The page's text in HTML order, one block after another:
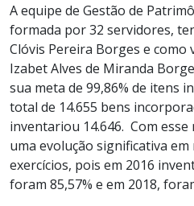
A equipe de Gestão de
formada por 32 servidores,
Clóvis Pereira Borges e
Izabet Alves de Miranda
sua meta de 99,86% de itens
total de 14.655 bens
inventariou 14.646. Com
uma evolução significativa
exercícios, pois em 2016
foram 85,57% e em 2018,